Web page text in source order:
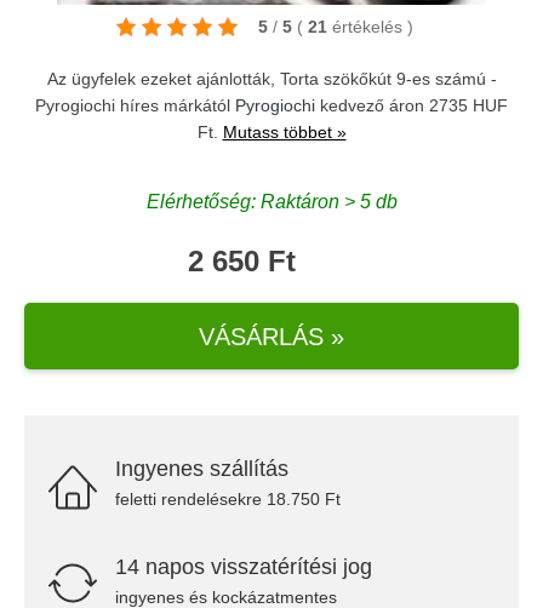
5 / 5 ( 21 értékelés )
Az ügyfelek ezeket ajánlották, Torta szökőkút 9-es számú -
Pyrogiochi híres márkától Pyrogiochi kedvező áron 2735 HUF
Ft. Mutass többet »
Elérhetőség: Raktáron > 5 db
2 650 Ft
VÁSÁRLÁS »
Ingyenes szállítás
feletti rendelésekre 18.750 Ft
14 napos visszatérítési jog
ingyenes és kockázatmentes